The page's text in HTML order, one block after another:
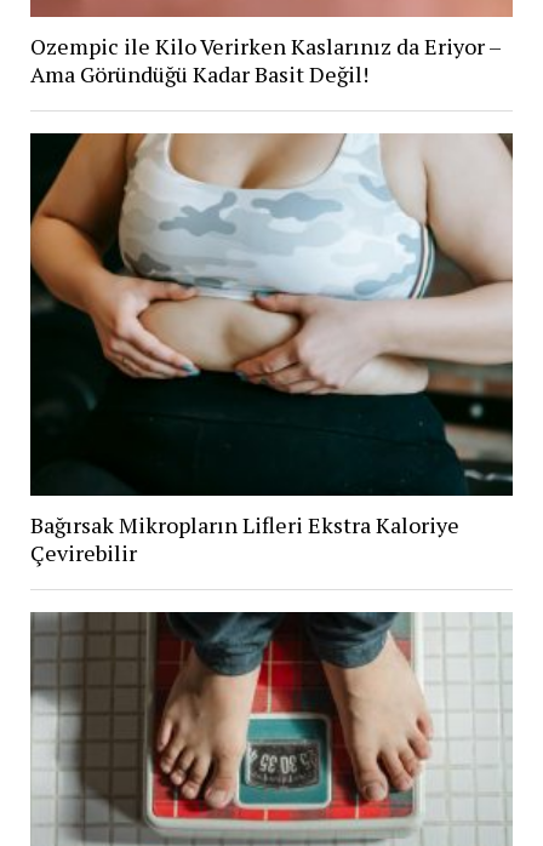
Ozempic ile Kilo Verirken Kaslarınız da Eriyor –
Ama Göründüğü Kadar Basit Değil!
Bağırsak Mikropların Lifleri Ekstra Kaloriye
Çevirebilir